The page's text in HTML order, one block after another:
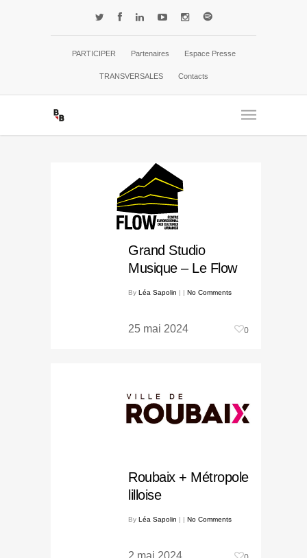
PARTICIPER Partenaires Espace Presse
TRANSVERSALES Contacts
Grand Studio
Musique – Le Flow
By Léa Sapolin | | No Comments
25 mai 2024 0
Roubaix + Métropole
lilloise
By Léa Sapolin | | No Comments
2 mai 2024